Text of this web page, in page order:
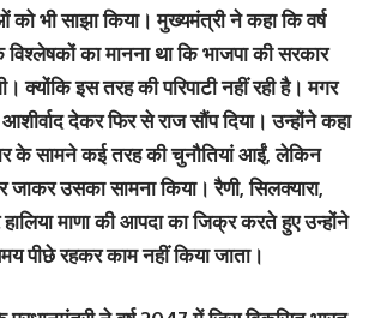
भी साझा किया। मुख्यमंत्री ने कहा कि वर्ष
का मानना था कि भाजपा की सरकार
क्योंकि इस तरह की परिपाटी नहीं रही है। मगर
देकर फिर से राज सौंप दिया। उन्होंने कहा
के सामने कई तरह की चुनौतियां आईं, लेकिन
जाकर उसका सामना किया। रैणी, सिलक्यारा,
माणा की आपदा का जिक्र करते हुए उन्होंने
पीछे रहकर काम नहीं किया जाता।